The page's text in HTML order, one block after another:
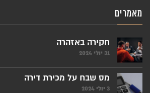
מאמרים
חקירה באזהרה
31 יולי 2024
מס שבח על מכירת דירה
3 יולי 2024